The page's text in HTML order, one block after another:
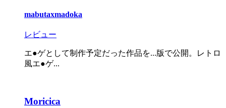
mabutaxmadoka
レビュー
エ●ゲとして制作予定だった作品を...版で公開。レトロ
風エ●ゲ...
Moricica